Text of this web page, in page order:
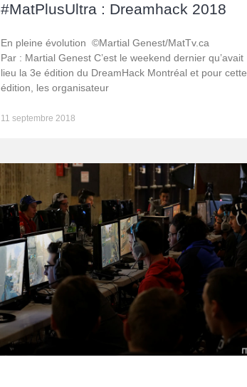
#MatPlusUltra : Dreamhack 2018
En pleine évolution ©Martial Genest/MatTv.ca
Par : Martial Genest C’est le weekend dernier qu’avait
lieu la 3e édition du DreamHack Montréal et pour cette
édition, les organisateur
11 septembre 2018